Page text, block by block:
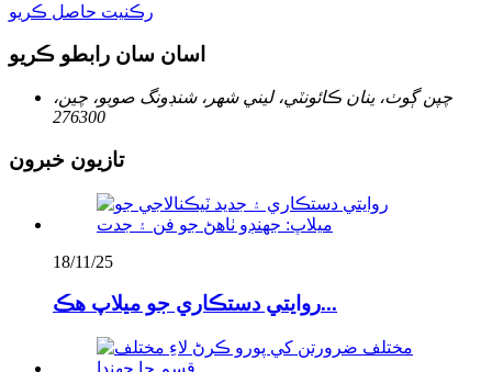
رڪنيت حاصل ڪريو
اسان سان رابطو ڪريو
چپن ڳوٺ، ينان ڪائونٽي، ليني شهر، شنڊونگ صوبو، چين،
276300
تازيون خبرون
18/11/25
روايتي دستڪاري جو ميلاپ هڪ...